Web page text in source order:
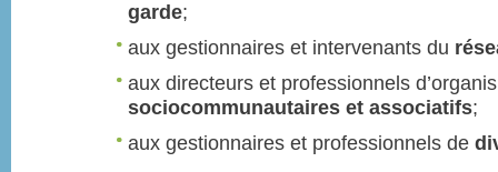
garde;
aux gestionnaires et intervenants du
aux directeurs et professionnels
sociocommunautaires et associatifs;
aux gestionnaires et professionnels de